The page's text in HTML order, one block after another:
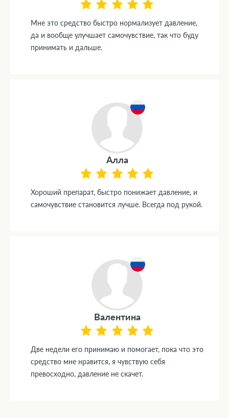
Мне это средство быстро нормализует давление,
да и вообще улучшает самочувствие, так что буду
принимать и дальше.
Алла
Хороший препарат, быстро понижает давление, и
самочувствие становится лучше. Всегда под рукой.
Валентина
Две недели его принимаю и помогает, пока что это
средство мне нравится, я чувствую себя
превосходно, давление не скачет.